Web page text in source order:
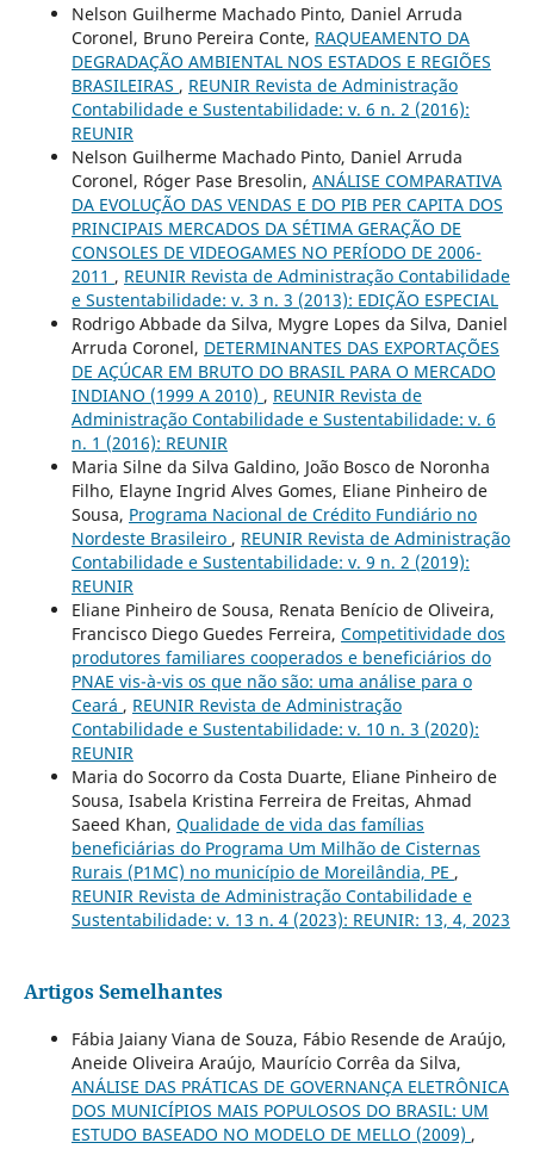
Nelson Guilherme Machado Pinto, Daniel Arruda
Coronel, Bruno Pereira Conte, RAQUEAMENTO DA
DEGRADAÇÃO AMBIENTAL NOS ESTADOS E REGIÕES
BRASILEIRAS , REUNIR Revista de Administração
Contabilidade e Sustentabilidade: v. 6 n. 2 (2016):
REUNIR
Nelson Guilherme Machado Pinto, Daniel Arruda
Coronel, Róger Pase Bresolin, ANÁLISE COMPARATIVA
DA EVOLUÇÃO DAS VENDAS E DO PIB PER CAPITA DOS
PRINCIPAIS MERCADOS DA SÉTIMA GERAÇÃO DE
CONSOLES DE VIDEOGAMES NO PERÍODO DE 2006-
2011 , REUNIR Revista de Administração Contabilidade
e Sustentabilidade: v. 3 n. 3 (2013): EDIÇÃO ESPECIAL
Rodrigo Abbade da Silva, Mygre Lopes da Silva, Daniel
Arruda Coronel, DETERMINANTES DAS EXPORTAÇÕES
DE AÇÚCAR EM BRUTO DO BRASIL PARA O MERCADO
INDIANO (1999 A 2010) , REUNIR Revista de
Administração Contabilidade e Sustentabilidade: v. 6
n. 1 (2016): REUNIR
Maria Silne da Silva Galdino, João Bosco de Noronha
Filho, Elayne Ingrid Alves Gomes, Eliane Pinheiro de
Sousa, Programa Nacional de Crédito Fundiário no
Nordeste Brasileiro , REUNIR Revista de Administração
Contabilidade e Sustentabilidade: v. 9 n. 2 (2019):
REUNIR
Eliane Pinheiro de Sousa, Renata Benício de Oliveira,
Francisco Diego Guedes Ferreira, Competitividade dos
produtores familiares cooperados e beneficiários do
PNAE vis-à-vis os que não são: uma análise para o
Ceará , REUNIR Revista de Administração
Contabilidade e Sustentabilidade: v. 10 n. 3 (2020):
REUNIR
Maria do Socorro da Costa Duarte, Eliane Pinheiro de
Sousa, Isabela Kristina Ferreira de Freitas, Ahmad
Saeed Khan, Qualidade de vida das famílias
beneficiárias do Programa Um Milhão de Cisternas
Rurais (P1MC) no município de Moreilândia, PE ,
REUNIR Revista de Administração Contabilidade e
Sustentabilidade: v. 13 n. 4 (2023): REUNIR: 13, 4, 2023
Artigos Semelhantes
Fábia Jaiany Viana de Souza, Fábio Resende de Araújo,
Aneide Oliveira Araújo, Maurício Corrêa da Silva,
ANÁLISE DAS PRÁTICAS DE GOVERNANÇA ELETRÔNICA
DOS MUNICÍPIOS MAIS POPULOSOS DO BRASIL: UM
ESTUDO BASEADO NO MODELO DE MELLO (2009) ,